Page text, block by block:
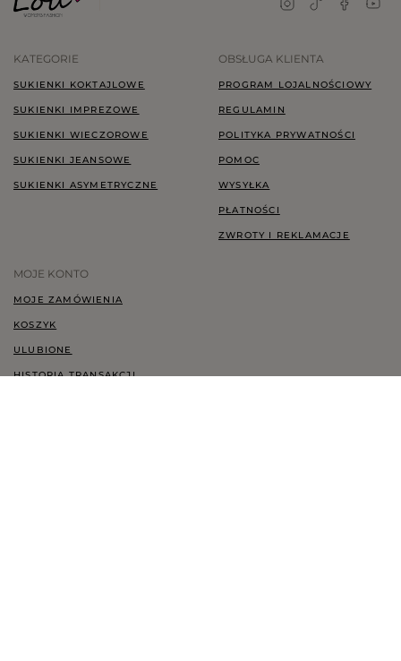
KATEGORIE
SUKIENKI KOKTAJLOWE
SUKIENKI IMPREZOWE
SUKIENKI WIECZOROWE
SUKIENKI JEANSOWE
SUKIENKI ASYMETRYCZNE
OBSŁUGA KLIENTA
PROGRAM LOJALNOŚCIOWY
REGULAMIN
POLITYKA PRYWATNOŚCI
POMOC
WYSYŁKA
PŁATNOŚCI
ZWROTY I REKLAMACJE
MOJE KONTO
MOJE ZAMÓWIENIA
KOSZYK
ULUBIONE
HISTORIA TRANSAKCJI